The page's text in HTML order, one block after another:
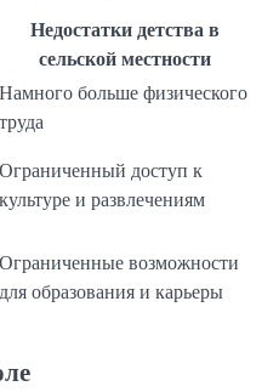
Недостатки детства в
сельской местности
Намного больше физического
труда
Ограниченный доступ к
культуре и развлечениям
Ограниченные возможности
для образования и карьеры